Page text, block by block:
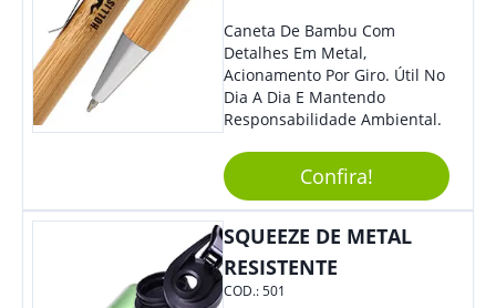
Longa Vida Útil, Evitando
Quebra Ou Danos. - Escrita
Precisa: A Ponta Fina Permite
Uma Escrita Uniforme E
Legível Em Diversos Tipos De
Anotações: Ideal Para Fazer
Anotações Rápidas Durante
Reuniões, Aulas Ou Para
Organização Do Dia A Dia. -
Estudos: Perfeita Para
Destacar Informações
Importantes Em Livros,
Caneta De Bambu Com
Detalhes Em Metal,
Acionamento Por Giro. Útil No
Dia A Dia E Mantendo
Responsabilidade Ambiental.
Confira!
SQUEEZE DE METAL
RESISTENTE
COD.:501